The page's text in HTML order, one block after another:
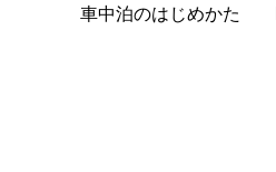
車中泊のはじめかた